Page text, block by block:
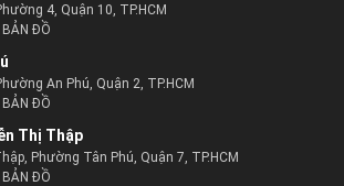
4, Quận 10, TP.HCM
BẢN ĐỒ
An Phú, Quận 2, TP.HCM
BẢN ĐỒ
Thị Thập
Phường Tân Phú, Quận 7, TP.HCM
BẢN ĐỒ